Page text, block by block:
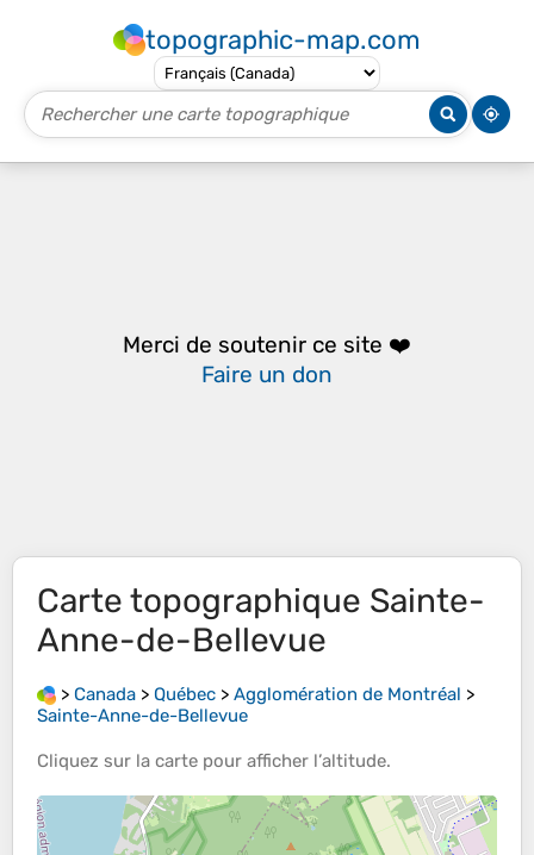
topographic-map.com
Merci de soutenir ce site ❤️
Faire un don
Carte topographique Sainte-
Anne-de-Bellevue
> Canada > Québec > Agglomération de Montréal >
Sainte-Anne-de-Bellevue
Cliquez sur la carte pour afficher l’altitude.